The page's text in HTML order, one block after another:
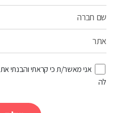
שם חברה
אתר
אני מאשר/ת כי קראתי והבנתי את
לה